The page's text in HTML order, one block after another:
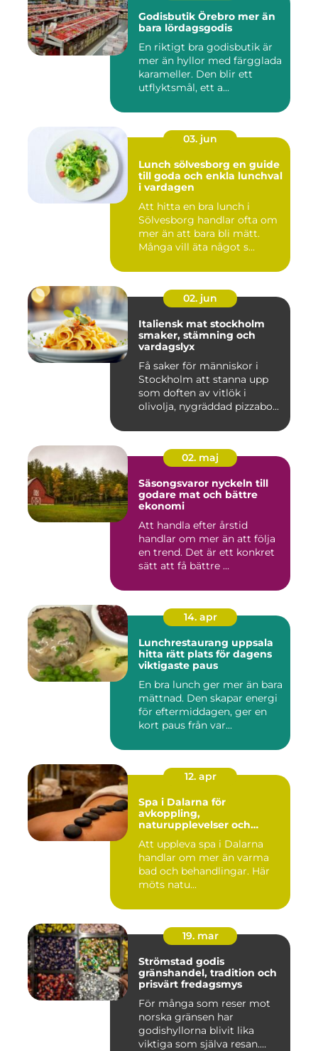
Godisbutik Örebro mer än
bara lördagsgodis
En riktigt bra godisbutik är
mer än hyllor med färgglada
karameller. Den blir ett
utflyktsmål, ett a...
03. jun
Lunch sölvesborg en guide
till goda och enkla lunchval
i vardagen
Att hitta en bra lunch i
Sölvesborg handlar ofta om
mer än att bara bli mätt.
Många vill äta något s...
02. jun
Italiensk mat stockholm
smaker, stämning och
vardagslyx
Få saker för människor i
Stockholm att stanna upp
som doften av vitlök i
olivolja, nygräddad pizzabo...
02. maj
Säsongsvaror nyckeln till
godare mat och bättre
ekonomi
Att handla efter årstid
handlar om mer än att följa
en trend. Det är ett konkret
sätt att få bättre ...
14. apr
Lunchrestaurang uppsala
hitta rätt plats för dagens
viktigaste paus
En bra lunch ger mer än bara
mättnad. Den skapar energi
för eftermiddagen, ger en
kort paus från var...
12. apr
Spa i Dalarna för
avkoppling,
naturupplevelser och
Att uppleva spa i Dalarna
handlar om mer än varma
bad och behandlingar. Här
möts natu...
19. mar
Strömstad godis
gränshandel, tradition och
prisvärt fredagsmys
För många som reser mot
norska gränsen har
godishyllorna blivit lika
viktiga som själva resan.